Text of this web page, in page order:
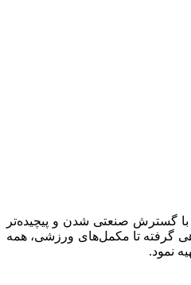
گسترش صنعتی شدن و پیچیده‌تر
گرفته تا مکمل‌های ورزشی، همه
نمود.